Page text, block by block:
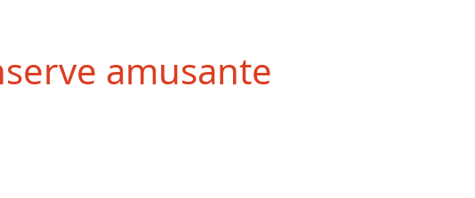
amusante